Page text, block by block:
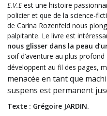
E.V.Eest une histoire
policier et que de la science-
de Carina Rozenfeld nous
palpitante. Le livre est
nous glisser dans la peau
soif d’aventure au plus
développent au fil des pages,
menacée en tant que
suspens est permanent
Texte : Grégoire JARDIN.